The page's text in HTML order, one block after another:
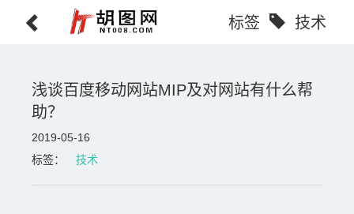
标签 技术
浅谈百度移动网站MIP及对网站有什么帮
助？
2019-05-16
标签：
技术